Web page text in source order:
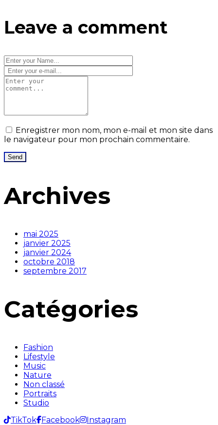
Leave a comment
Enregistrer mon nom, mon e-mail et mon site dans
le navigateur pour mon prochain commentaire.
Archives
mai 2025
janvier 2025
janvier 2024
octobre 2018
septembre 2017
Catégories
Fashion
Lifestyle
Music
Nature
Non classé
Portraits
Studio
TikTok
Facebook
Instagram